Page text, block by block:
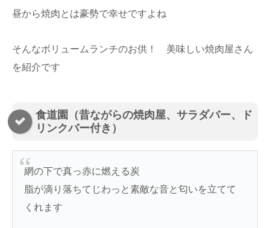
昼から焼肉とは豪勢で幸せですよね
そんなボリュームランチのお供！ 美味しい焼肉屋さん
を紹介です
食道園（昔ながらの焼肉屋、サラダバー、ド
リンクバー付き）
網の下で真っ赤に燃える炭
脂が滴り落ちてじわっと素敵な音と匂いを立てて
くれます